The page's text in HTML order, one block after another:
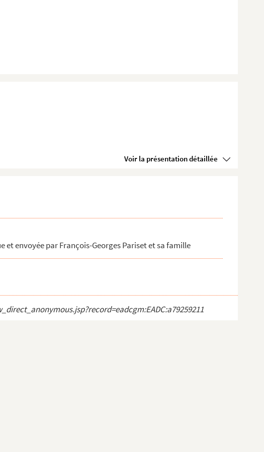
Voir la présentation détaillée
et envoyée par François-Georges Pariset et sa famille